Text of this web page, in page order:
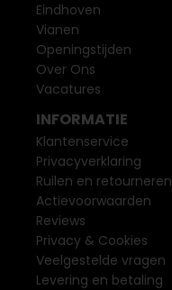
Eindhoven
Vianen
Openingstijden
Over Ons
Vacatures
INFORMATIE
Klantenservice
Privacyverklaring
Ruilen en retourneren
Actievoorwaarden
Reviews
Privacy & Cookies
Veelgestelde vragen
Levering en betaling